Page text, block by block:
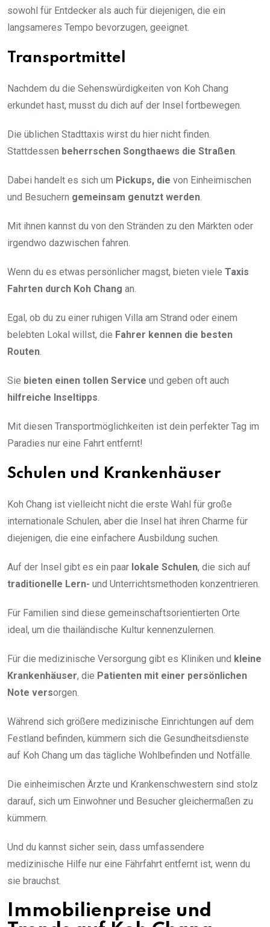
sowohl für Entdecker als auch für diejenigen, die ein
langsameres Tempo bevorzugen, geeignet.
Transportmittel
Nachdem du die Sehenswürdigkeiten von Koh Chang
erkundet hast, musst du dich auf der Insel fortbewegen.
Die üblichen Stadttaxis wirst du hier nicht finden.
Stattdessen beherrschen Songthaews die Straßen
Dabei handelt es sich um Pickups, die von Einheimischen
und Besuchern gemeinsam genutzt werden
Mit ihnen kannst du von den Stränden zu den Märkten oder
irgendwo dazwischen fahren.
Wenn du es etwas persönlicher magst, bieten viele Taxis
Fahrten durch Koh Chang an.
Egal, ob du zu einer ruhigen Villa am Strand oder einem
belebten Lokal willst, die Fahrer kennen die besten
Routen
Sie bieten einen tollen Service und geben oft auch
hilfreiche Inseltipps
Mit diesen Transportmöglichkeiten ist dein perfekter Tag im
Paradies nur eine Fahrt entfernt!
Schulen und Krankenhäuser
Koh Chang ist vielleicht nicht die erste Wahl für große
internationale Schulen, aber die Insel hat ihren Charme für
diejenigen, die eine einfachere Ausbildung suchen.
Auf der Insel gibt es ein paar lokale Schulen, die sich auf
traditionelle Lern- und Unterrichtsmethoden konzentrieren.
Für Familien sind diese gemeinschaftsorientierten Orte
ideal, um die thailändische Kultur kennenzulernen.
Für die medizinische Versorgung gibt es Kliniken und kleine
Krankenhäuser, die Patienten mit einer persönlichen
Note versorgen.
Während sich größere medizinische Einrichtungen auf dem
Festland befinden, kümmern sich die Gesundheitsdienste
auf Koh Chang um das tägliche Wohlbefinden und Notfälle.
Die einheimischen Ärzte und Krankenschwestern sind stolz
darauf, sich um Einwohner und Besucher gleichermaßen zu
kümmern.
Und du kannst sicher sein, dass umfassendere
medizinische Hilfe nur eine Fährfahrt entfernt ist, wenn du
sie brauchst.
Immobilienpreise und